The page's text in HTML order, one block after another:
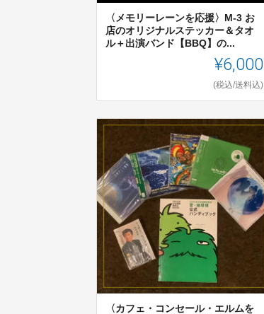
〈メモリーレーンを応援〉M-3 お
店のオリジナルステッカー＆タオ
ル＋出演バンド【BBQ】の...
¥6,000
(税込/送料込)
〈カフェ・コンセール・エルムを